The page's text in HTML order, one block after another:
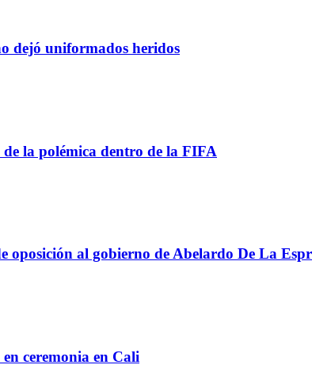
dejó uniformados heridos
la polémica dentro de la FIFA
oposición al gobierno de Abelardo De La
ceremonia en Cali